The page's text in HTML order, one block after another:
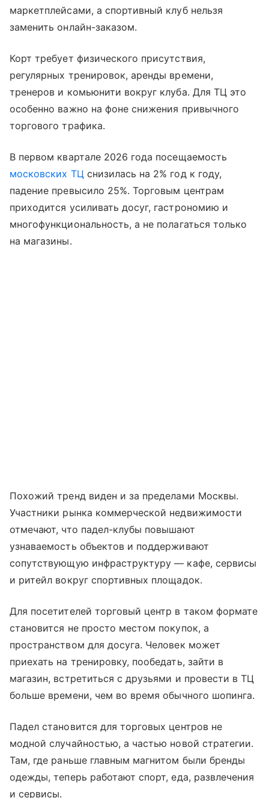
маркетплейсами, а спортивный клуб нельзя
заменить онлайн-заказом.
Корт требует физического присутствия,
регулярных тренировок, аренды времени,
тренеров и комьюнити вокруг клуба. Для ТЦ это
особенно важно на фоне снижения привычного
торгового трафика.
В первом квартале 2026 года посещаемость
московских ТЦ снизилась на 2% год к году,
падение превысило 25%. Торговым центрам
приходится усиливать досуг, гастрономию и
многофункциональность, а не полагаться только
на магазины.
Похожий тренд виден и за пределами Москвы.
Участники рынка коммерческой недвижимости
отмечают, что падел-клубы повышают
узнаваемость объектов и поддерживают
сопутствующую инфраструктуру — кафе, сервисы
и ритейл вокруг спортивных площадок.
Для посетителей торговый центр в таком формате
становится не просто местом покупок, а
пространством для досуга. Человек может
приехать на тренировку, пообедать, зайти в
магазин, встретиться с друзьями и провести в ТЦ
больше времени, чем во время обычного шопинга.
Падел становится для торговых центров не
модной случайностью, а частью новой стратегии.
Там, где раньше главным магнитом были бренды
одежды, теперь работают спорт, еда, развлечения
и сервисы.